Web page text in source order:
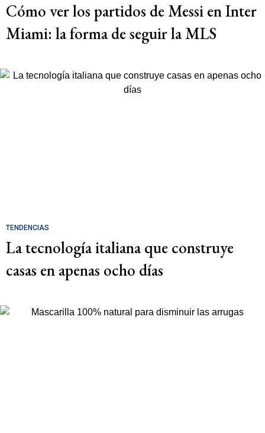
Cómo ver los partidos de Messi en Inter
Miami: la forma de seguir la MLS
TENDENCIAS
La tecnología italiana que construye
casas en apenas ocho días